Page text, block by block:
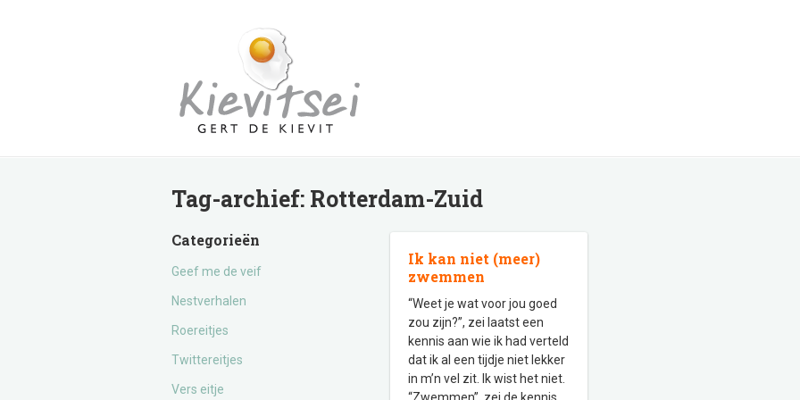
Tag-archief: Rotterdam-Zuid
Categorieën
Geef me de veif
Nestverhalen
Roereitjes
Twittereitjes
Vers eitje
Ik kan niet (meer)
zwemmen
“Weet je wat voor jou goed
zou zijn?”, zei laatst een
kennis aan wie ik had verteld
dat ik al een tijdje niet lekker
in m’n vel zit. Ik wist het niet.